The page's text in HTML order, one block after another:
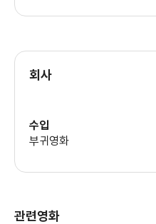
기욤 카네
회사
수입
부귀영화
관련영화